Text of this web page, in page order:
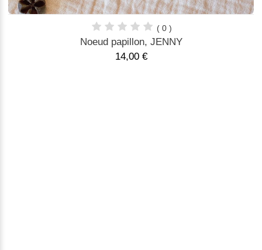
( 0 )
Noeud papillon, JENNY
14,00 €